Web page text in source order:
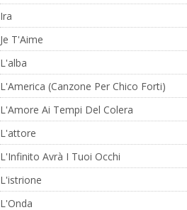
Ira
Je T'Aime
L'alba
L'America (Canzone Per Chico Forti)
L'Amore Ai Tempi Del Colera
L'attore
L'Infinito Avrà I Tuoi Occhi
L'istrione
L'Onda